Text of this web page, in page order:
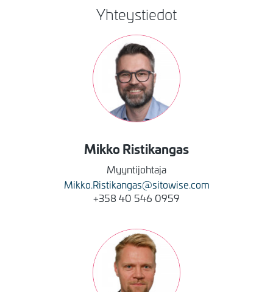
Yhteystiedot
Mikko Ristikangas
Myyntijohtaja
Mikko.Ristikangas@sitowise.com
+358 40 546 0959